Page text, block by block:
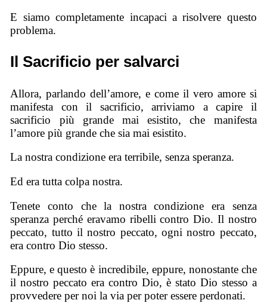
E siamo completamente incapaci a risolvere questo
problema.
Il Sacrificio per salvarci
Allora, parlando dell’amore, e come il vero amore si
manifesta con il sacrificio, arriviamo a capire il
sacrificio più grande mai esistito, che manifesta
l’amore più grande che sia mai esistito.
La nostra condizione era terribile, senza speranza.
Ed era tutta colpa nostra.
Tenete conto che la nostra condizione era senza
speranza perché eravamo ribelli contro Dio. Il nostro
peccato, tutto il nostro peccato, ogni nostro peccato,
era contro Dio stesso.
Eppure, e questo è incredibile, eppure, nonostante che
il nostro peccato era contro Dio, è stato Dio stesso a
provvedere per noi la via per poter essere perdonati.